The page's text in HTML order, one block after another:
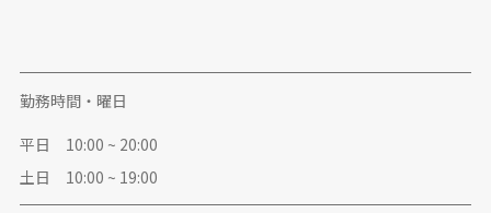
勤務時間・曜日
平日 10:00 ~ 20:00
土日 10:00 ~ 19:00